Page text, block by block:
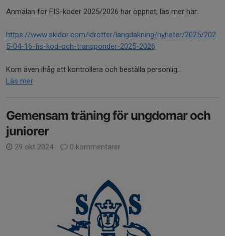
Anmälan för FIS-koder 2025/2026 har öppnat, läs mer här:
https://www.skidor.com/idrotter/langdakning/nyheter/2025/202
5-04-16-fis-kod-och-transponder-2025-2026
Kom även ihåg att kontrollera och beställa personlig...
Läs mer
Gemensam träning för ungdomar och
juniorer
29 okt 2024 0 kommentarer